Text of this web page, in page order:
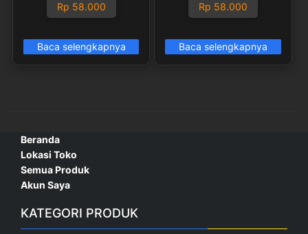
Rp 58.000
Baca selengkapnya
Rp 58.000
Baca selengkapnya
Beranda
Lokasi Toko
Semua Produk
Akun Saya
KATEGORI PRODUK